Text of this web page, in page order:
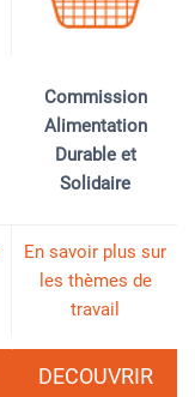
Commission
Alimentation
Durable et
Solidaire
En savoir plus sur
les thèmes de
travail
DECOUVRIR